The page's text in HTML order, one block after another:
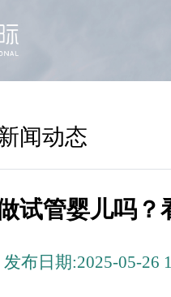
闻动态
试管婴儿吗？
布日期:2025-05-26